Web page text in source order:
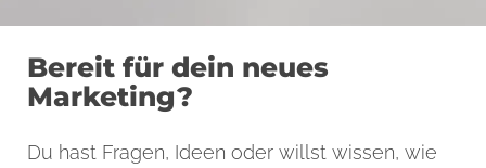
Bereit für dein neues
Marketing?
Du hast Fragen, Ideen oder willst wissen, wie